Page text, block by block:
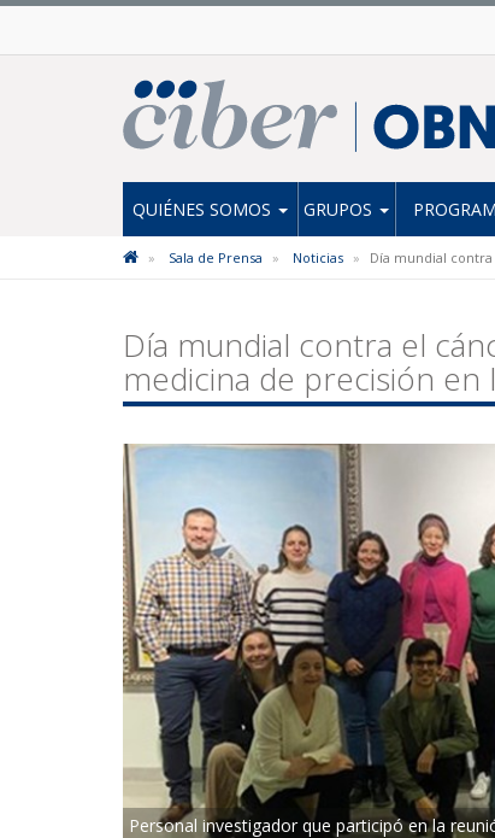
QUIÉNES SOMOS GRUPOS
Sala de Prensa Noticias Día mundial
Día mundial contra el
medicina de precisión
Personal investigador que participó en la